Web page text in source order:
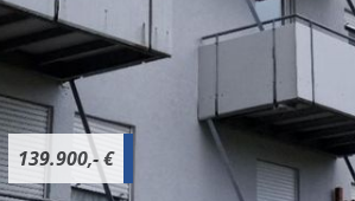
139.900,- €